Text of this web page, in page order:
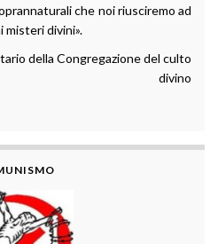
che noi riusciremo ad
misteri divini».
della Congregazione del culto
divino